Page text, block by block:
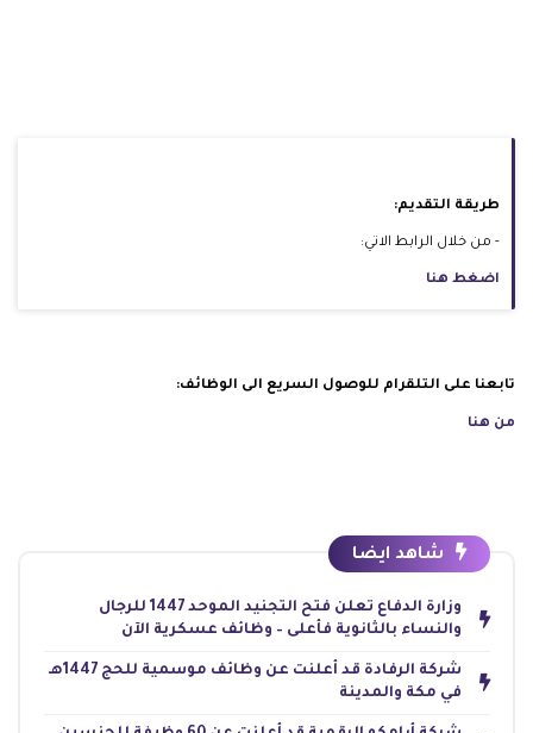
طريقة التقديم:
- من خلال الرابط الاتي:
اضغط هنا
تابعنا على التلقرام للوصول السريع الى الوظائف:
من هنا
شاهد ايضا
وزارة الدفاع تعلن فتح التجنيد الموحد 1447 للرجال
والنساء بالثانوية فأعلى – وظائف عسكرية الآن
شركة الرفادة قد أعلنت عن وظائف موسمية للحج 1447هـ
في مكة والمدينة